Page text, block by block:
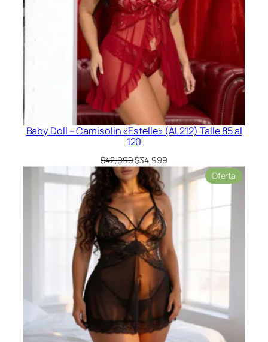
Baby Doll – Camisolin «Estelle» (AL212) Talle 85 al
120
$42,999El
precio
original
era:
$42,999.
$34,999El
precio
actual
es:
$34,999.
Oferta
en